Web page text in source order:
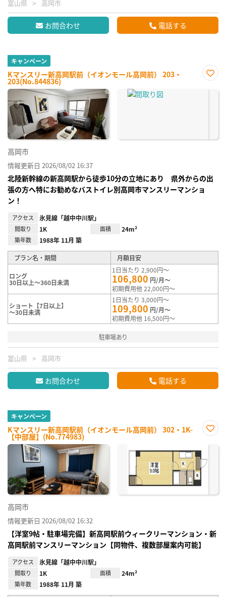
富山県 高岡市
お問合わせ 電話する
キャンペーン
Kマンスリー新高岡駅前（イオンモール高岡前） 203・
203(No.844836)
に入
高岡市
情報更新日 2026/08/02 16:37
北陸新幹線の新高岡駅から徒歩10分の立地にあり 県外からの出
張の方へ特にお勧めなバストイレ別高岡市マンスリーマンショ
ン！
アクセス 氷見線「越中中川駅」
間取り 1K 面積 24m²
築年数 1988年 11月 築
プラン名・期間 月額目安
ロング
30日以上～360日未満
1日当たり 2,900円～
106,800 円/月～
初期費用他 22,000円～
ショート【7日以上】
～30日未満
1日当たり 3,000円～
109,800 円/月～
初期費用他 16,500円～
駐車場あり
富山県 高岡市
お問合わせ 電話する
キャンペーン
Kマンスリー新高岡駅前（イオンモール高岡前） 302・1K-
【中部屋】(No.774983)
に入
録
高岡市
情報更新日 2026/08/02 16:32
【洋室9帖・駐車場完備】新高岡駅前ウィークリーマンション・新
高岡駅前マンスリーマンション【同物件、複数部屋案内可能】
アクセス 氷見線「越中中川駅」
間取り 1K 面積 24m²
築年数 1988年 11月 築